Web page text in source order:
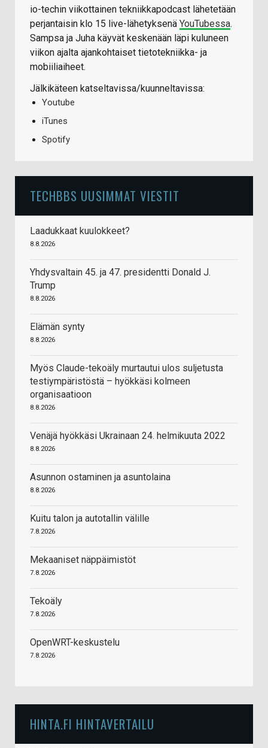
io-techin viikottainen tekniikkapodcast lähetetään
perjantaisin klo 15 live-lähetyksenä YouTubessa.
Sampsa ja Juha käyvät keskenään läpi kuluneen
viikon ajalta ajankohtaiset tietotekniikka- ja
mobiiliaiheet.
Jälkikäteen katseltavissa/kuunneltavissa:
Youtube
iTunes
Spotify
TECHBBS UUSIMMAT VIESTIT
Laadukkaat kuulokkeet?
8.8.2026
Yhdysvaltain 45. ja 47. presidentti Donald J.
Trump
8.8.2026
Elämän synty
8.8.2026
Myös Claude-tekoäly murtautui ulos suljetusta
testiympäristöstä – hyökkäsi kolmeen
organisaatioon
8.8.2026
Venäjä hyökkäsi Ukrainaan 24. helmikuuta 2022
8.8.2026
Asunnon ostaminen ja asuntolaina
8.8.2026
Kuitu talon ja autotallin välille
7.8.2026
Mekaaniset näppäimistöt
7.8.2026
Tekoäly
7.8.2026
OpenWRT-keskustelu
7.8.2026
HINTA.FI HINTAVERTAILU